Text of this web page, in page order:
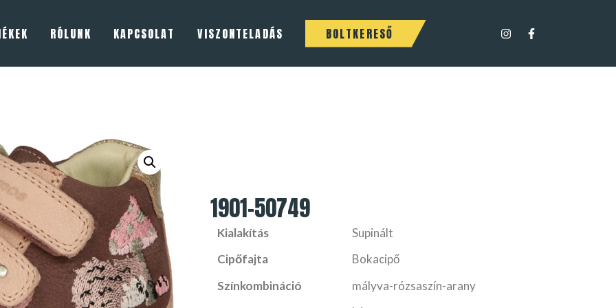
RÓLUNK KAPCSOLAT VISZONTELADÁS BOLTKERESŐ
1901-50749
Kialakítás
Supinált
Cipőfajta
Bokacipő
Színkombináció
mályva-rózsaszín-arany